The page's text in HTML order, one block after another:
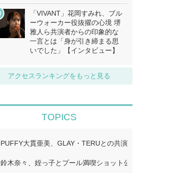
「VIVANT」花岡すみれ、ブル
ーウォーカー役抜擢の心境 堺
雅人ら共演者からの印象的な
一言とは「身が引き締まる思
いでした」【インタビュー】
アクセスランキングをもっと見る
TOPICS
PUFFY大貫亜美、GLAY・TERUとの共演ショット公開
鈴木奈々、姪っ子とプール満喫ショット公開「仲良し